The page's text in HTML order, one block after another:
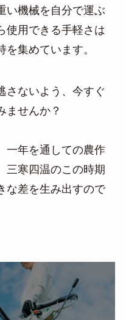
い機械を自分で運ぶ
使用できる手軽さは
集めています。
さないよう、今すぐ
ませんか？
一年を通しての農作
三寒四温のこの時期
な差を生み出すので